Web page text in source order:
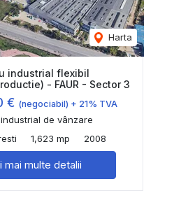
Harta
industrial flexibil
- FAUR - Sector 3
€ (negociabil) + 21% TVA
de vânzare
1,623 mp 2008
mai multe detalii